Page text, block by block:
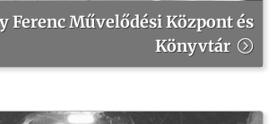
Ferenc Művelődési Központ és
Könyvtár